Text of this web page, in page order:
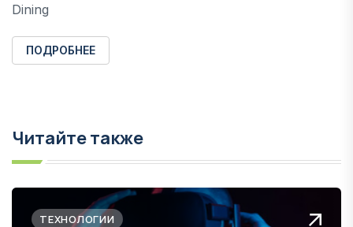
Dining
ПОДРОБНЕЕ
Читайте также
ТЕХНОЛОГИИ